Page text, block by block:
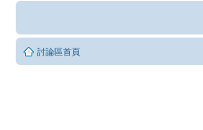
討論區首頁